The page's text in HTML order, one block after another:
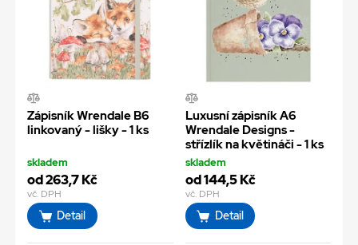
Zápisník Wrendale B6
linkovaný - lišky - 1 ks
skladem
od 263,7 Kč
vč. DPH
Detail
Luxusní zápisník A6
Wrendale Designs -
střízlík na květináči - 1 ks
skladem
od 144,5 Kč
vč. DPH
Detail